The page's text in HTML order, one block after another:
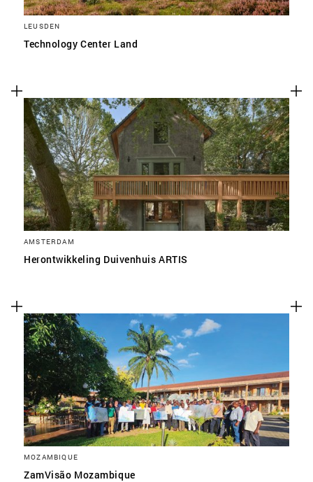
LEUSDEN
Technology Center Land
AMSTERDAM
Herontwikkeling Duivenhuis ARTIS
MOZAMBIQUE
ZamVisão Mozambique